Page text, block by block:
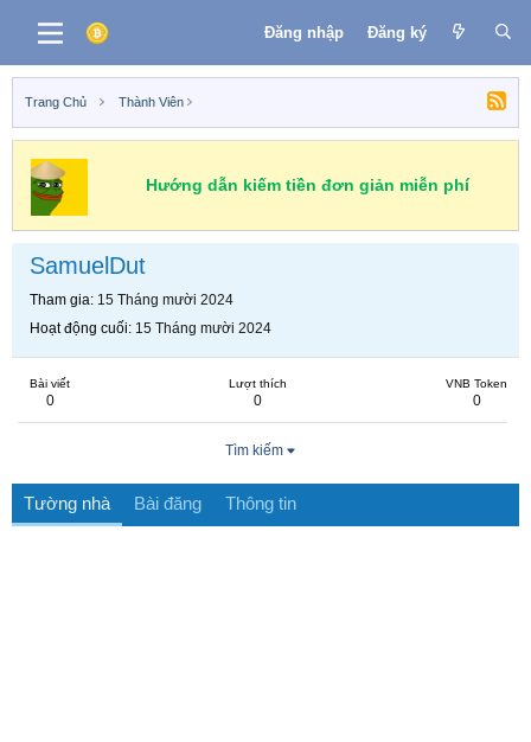
Đăng nhập Đăng ký
Trang Chủ Thành Viên
Hướng dẫn kiếm tiền đơn giản miễn phí
SamuelDut
Tham gia 15 Tháng mười 2024
Hoạt động cuối 15 Tháng mười 2024
Bài viết
0
Lượt thích
0
VNB Token
0
Tìm kiếm
Tường nhà Bài đăng Thông tin